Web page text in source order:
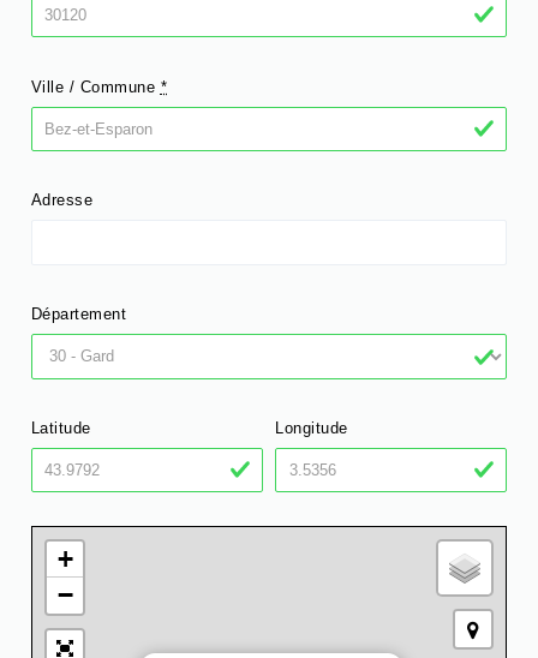
Ville / Commune *
Adresse
Département
Latitude Longitude
+
−